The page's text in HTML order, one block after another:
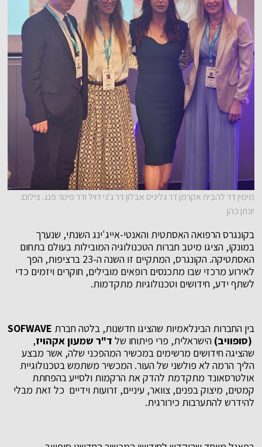
מימין דר להבית אקרמן דר גליניס אבלון דר ג'ני דויל ודר פיטר פנג. צילום:
יונתן כהן
בקונגרס הרפואה האסתטית והאנטי-אייג'ינג השנתי, שנערך
במונקו, הציגו מיטב חברות הטכנולוגיה המובילות בעולם בתחום
האסתטיקה. הקונגרס, המתקיים זו השנה ה-23 ברציפות, הפך
לאירוע מרכזי שבו מתכנסים רופאים מובילים, חוקרים ויזמים כדי
לשתף ידע, חידושים וטכנולוגיות מתקדמות.
בין החברות הבינלאמיות שהציגו חדשנות, בלטה חברת SOFWAVE
(סופוויב) הישראלית, פרי פיתוחו של ד"ר שמעון אקהויז,
שהציגה חידושים מרשימים במכשיר המהפכני שלה, אשר מבצע
הליך הרמה לא פולשני של העור. המכשיר משתמש בטכנולוגיית
אולטרסאונד מתקדמת להדק את הרקמות ולסייע בהפחתת
קמטים, מיצוק בפנים, צוואר, עיניים, זרועות וידיים כל זאת מבלי
להידרש להתערבות כירורגית.